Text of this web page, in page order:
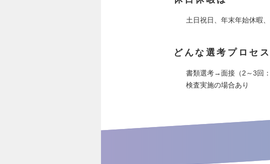
土日祝日、年末年始休暇
どんな選考プロセ
書類選考→面接（2～3回
検査実施の場合あり